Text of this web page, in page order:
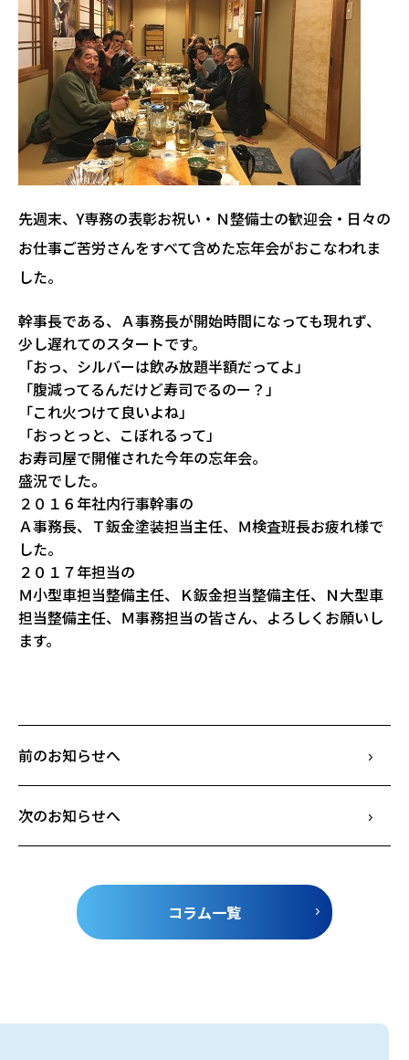
先週末、Y専務の表彰お祝い・Ｎ整備士の歓迎会・日々の
お仕事ご苦労さんをすべて含めた忘年会がおこなわれま
した。
幹事長である、Ａ事務長が開始時間になっても現れず、
少し遅れてのスタートです。
「おっ、シルバーは飲み放題半額だってよ」
「腹減ってるんだけど寿司でるのー？」
「これ火つけて良いよね」
「おっとっと、こぼれるって」
お寿司屋で開催された今年の忘年会。
盛況でした。
２０１６年社内行事幹事の
Ａ事務長、Ｔ鈑金塗装担当主任、Ｍ検査班長お疲れ様で
した。
２０１７年担当の
Ｍ小型車担当整備主任、Ｋ鈑金担当整備主任、Ｎ大型車
担当整備主任、Ｍ事務担当の皆さん、よろしくお願いし
ます。
前のお知らせへ
次のお知らせへ
コラム一覧